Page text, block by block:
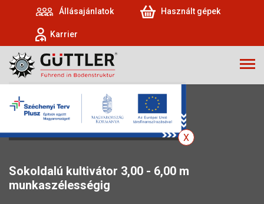
Állásajánlatok Használt gépek
Karrier
SUPERMAXX 30-60
Sokoldalú kultivátor 3,00 - 6,00 m
munkaszélességig